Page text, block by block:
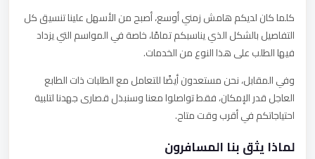
كلما كان لديكم هامش زمني أوسع، أصبح من الأسهل علينا تنسيق كل
التفاصيل بالشكل الذي يناسبكم تمامًا، خاصة في المواسم التي يزداد
فيها الطلب على هذا النوع من الخدمات.
وفي المقابل، نحن مستعدون أيضًا للتعامل مع الطلبات ذات الطابع
العاجل قدر الإمكان، فقط تواصلوا معنا وسنبذل قصارى جهدنا لتلبية
احتياجاتكم في أقرب وقت متاح.
لماذا يثق بنا المسافرون